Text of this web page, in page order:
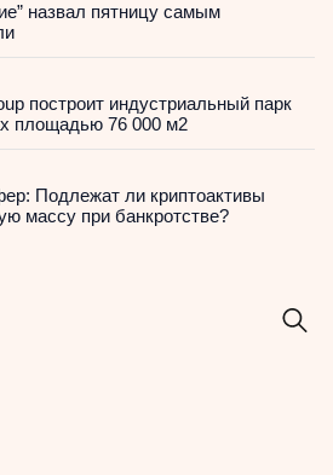
назвал пятницу самым
построит индустриальный парк
площадью 76 000 м2
Подлежат ли криптоактивы
массу при банкротстве?